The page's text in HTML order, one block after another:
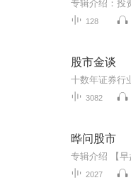
128
股市金谈
3082
晔问股市
2027